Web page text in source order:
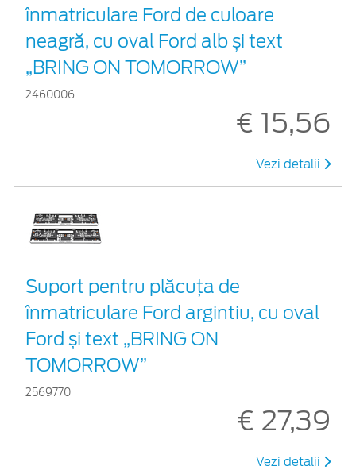
înmatriculare Ford de culoare
neagră, cu oval Ford alb și text
„BRING ON TOMORROW”
2460006
€ 15,56
Vezi detalii
Suport pentru plăcuța de
înmatriculare Ford argintiu, cu oval
Ford și text „BRING ON
TOMORROW”
2569770
€ 27,39
Vezi detalii